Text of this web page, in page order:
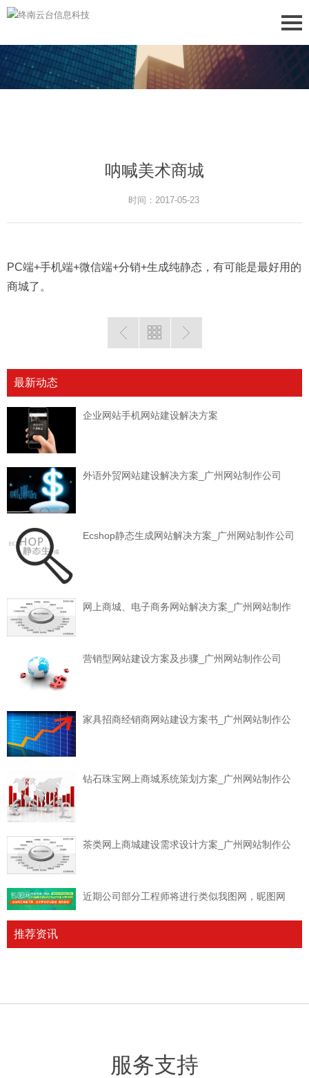
呐喊美术商城
时间：2017-05-23
PC端+手机端+微信端+分销+生成纯静态，有可能是最好用的
商城了。
最新动态
企业网站手机网站建设解决方案
外语外贸网站建设解决方案_广州网站制作公司
Ecshop静态生成网站解决方案_广州网站制作公司
网上商城、电子商务网站解决方案_广州网站制作
营销型网站建设方案及步骤_广州网站制作公司
家具招商经销商网站建设方案书_广州网站制作公
钻石珠宝网上商城系统策划方案_广州网站制作公
茶类网上商城建设需求设计方案_广州网站制作公
近期公司部分工程师将进行类似我图网，昵图网
推荐资讯
服务支持